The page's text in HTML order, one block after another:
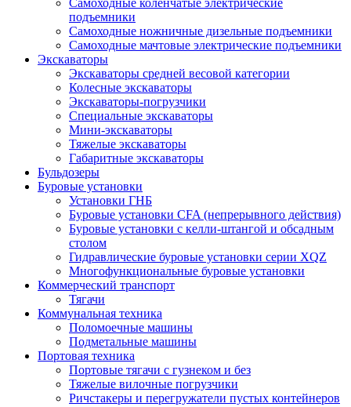
Самоходные коленчатые электрические
подъемники
Самоходные ножничные дизельные подъемники
Самоходные мачтовые электрические подъемники
Экскаваторы
Экскаваторы средней весовой категории
Колесные экскаваторы
Экскаваторы-погрузчики
Специальные экскаваторы
Мини-экскаваторы
Тяжелые экскаваторы
Габаритные экскаваторы
Бульдозеры
Буровые установки
Установки ГНБ
Буровые установки CFA (непрерывного действия)
Буровые установки с келли-штангой и обсадным
столом
Гидравлические буровые установки серии XQZ
Многофункциональные буровые установки
Коммерческий транспорт
Тягачи
Коммунальная техника
Поломоечные машины
Подметальные машины
Портовая техника
Портовые тягачи с гузнеком и без
Тяжелые вилочные погрузчики
Ричстакеры и перегружатели пустых контейнеров